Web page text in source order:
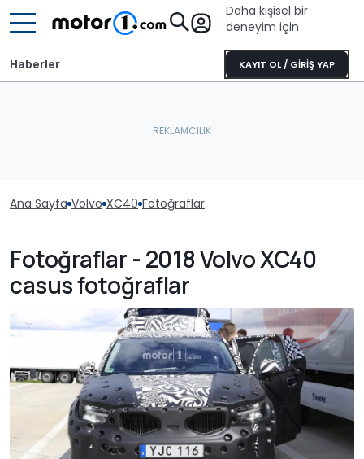
Daha kişisel bir
deneyim için
KAYIT OL / GİRİŞ YAP
Haberler
Ana Sayfa Volvo XC40 Fotoğraflar
Fotoğraflar - 2018 Volvo XC40
casus fotoğraflar